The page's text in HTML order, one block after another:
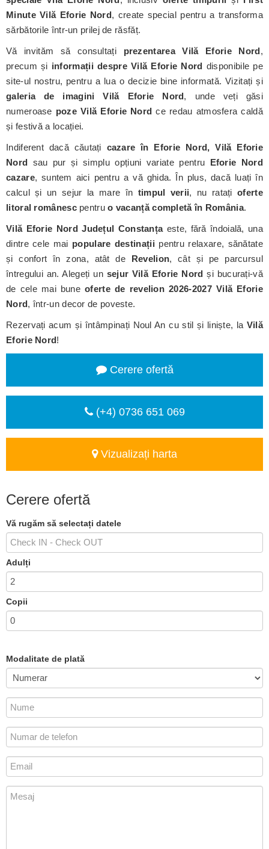
Minute Vilă Eforie Nord, create special pentru a transforma
sărbătorile într-un prilej de răsfăț.
Vă invităm să consultați prezentarea Vilă Eforie Nord,
precum și informații despre Vilă Eforie Nord disponibile pe
site-ul nostru, pentru a lua o decizie bine informată. Vizitați și
galeria de imagini Vilă Eforie Nord, unde veți găsi
numeroase poze Vilă Eforie Nord ce redau atmosfera caldă
și festivă a locației.
Indiferent dacă căutați cazare în Eforie Nord, Vilă Eforie
Nord sau pur și simplu opțiuni variate pentru Eforie Nord
cazare, suntem aici pentru a vă ghida. În plus, dacă luați în
calcul și un sejur la mare în timpul verii, nu ratațioferte
litoral românescpentruo vacanță completă în România.
Vilă Eforie Nord Județul Constanțaeste, fără îndoială, una
dintre cele mai populare destinații pentru relaxare, sănătate
și confort în zona, atât de Revelion, cât și pe parcursul
întregului an. Alegeți un sejur Vilă Eforie Nord și bucurați-vă
de cele mai buneoferte de revelion 2026-2027 Vilă Eforie
Nord, într-un decor de poveste.
Rezervați acum și întâmpinați Noul An cu stil și liniște, la Vilă
Eforie Nord!
Cerere ofertă
(+4) 0736 651 069
Vizualizați harta
Cerere ofertă
Vă rugăm să selectați datele
Adulți
Copii
Modalitate de plată